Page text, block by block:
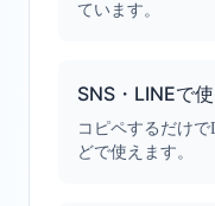
ています。
SNS・LINEで
コピペするだけで
どで使えます。